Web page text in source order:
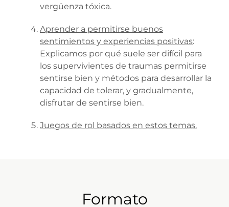
vergüenza tóxica.
Aprender a permitirse buenos
sentimientos y experiencias positivas:
Explicamos por qué suele ser difícil para
los supervivientes de traumas permitirse
sentirse bien y métodos para desarrollar la
capacidad de tolerar, y gradualmente,
disfrutar de sentirse bien.
Juegos de rol basados en estos temas.
Formato